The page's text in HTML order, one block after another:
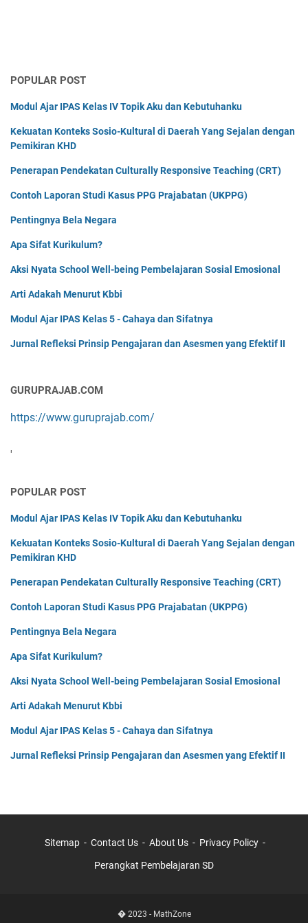
POPULAR POST
Modul Ajar IPAS Kelas IV Topik Aku dan Kebutuhanku
Kekuatan Konteks Sosio-Kultural di Daerah Yang Sejalan dengan
Pemikiran KHD
Penerapan Pendekatan Culturally Responsive Teaching (CRT)
Contoh Laporan Studi Kasus PPG Prajabatan (UKPPG)
Pentingnya Bela Negara
Apa Sifat Kurikulum?
Aksi Nyata School Well-being Pembelajaran Sosial Emosional
Arti Adakah Menurut Kbbi
Modul Ajar IPAS Kelas 5 - Cahaya dan Sifatnya
Jurnal Refleksi Prinsip Pengajaran dan Asesmen yang Efektif II
GURUPRAJAB.COM
https://www.guruprajab.com/
'
POPULAR POST
Modul Ajar IPAS Kelas IV Topik Aku dan Kebutuhanku
Kekuatan Konteks Sosio-Kultural di Daerah Yang Sejalan dengan
Pemikiran KHD
Penerapan Pendekatan Culturally Responsive Teaching (CRT)
Contoh Laporan Studi Kasus PPG Prajabatan (UKPPG)
Pentingnya Bela Negara
Apa Sifat Kurikulum?
Aksi Nyata School Well-being Pembelajaran Sosial Emosional
Arti Adakah Menurut Kbbi
Modul Ajar IPAS Kelas 5 - Cahaya dan Sifatnya
Jurnal Refleksi Prinsip Pengajaran dan Asesmen yang Efektif II
Sitemap Contact Us About Us Privacy Policy
Perangkat Pembelajaran SD
� 2023 - MathZone